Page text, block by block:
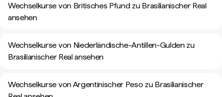
Wechselkurse von Britisches Pfund zu Brasilianischer Real
ansehen
Wechselkurse von Niederländische-Antillen-Gulden zu
Brasilianischer Real ansehen
Wechselkurse von Argentinischer Peso zu Brasilianischer